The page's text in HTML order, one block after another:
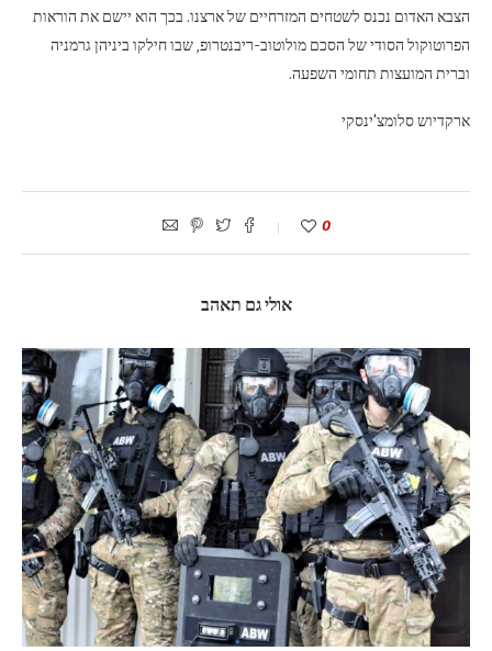
הצבא האדום נכנס לשטחים המזרחיים של ארצנו. בכך הוא יישם את הוראות
הפרוטוקול הסודי של הסכם מולוטוב-ריבנטרופ, שבו חילקו ביניהן גרמניה
וברית המועצות תחומי השפעה.
ארקדיוש סלומצ'ינסקי
0
אולי גם תאהב